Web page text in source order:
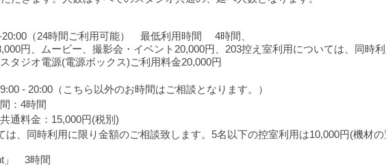
20:00（24時間ご利用可能） 最低利用時間 4時間、
円、ムービー、撮影会・イベント20,000円、203控え室利用については、同時
タジオ電源(電源ボックス)ご利用料金20,000円
- 20:00（こちら以外のお時間はご相談となります。）
：4時間
通料金：15,000円(税別)
は、同時利用に限り金額のご相談致します。5名以下の控室利用は10,000円(機材
」 3時間